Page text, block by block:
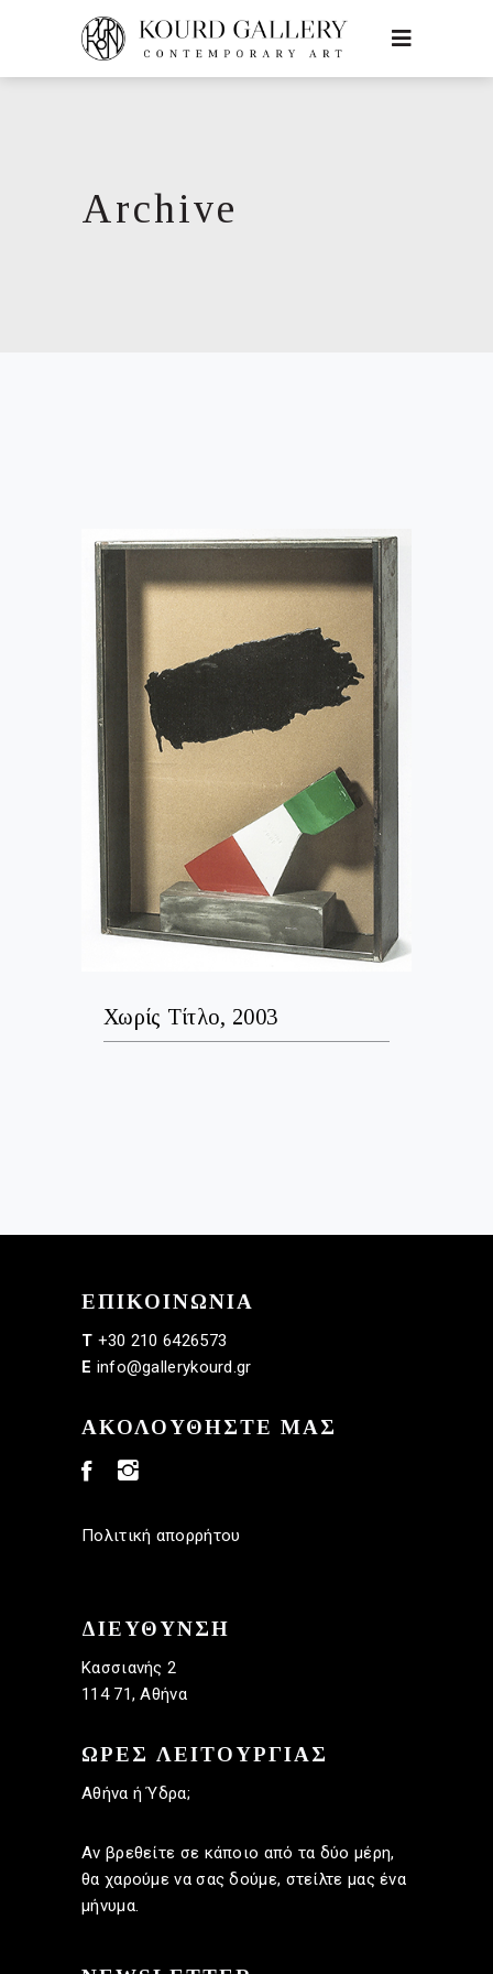
Archive
Χωρίς Τίτλο, 2003
ΕΠΙΚΟΙΝΩΝΙΑ
T +30 210 6426573
E info@gallerykourd.gr
ΑΚΟΛΟΥΘΗΣΤΕ ΜΑΣ
Πολιτική απορρήτου
ΔΙΕΥΘΥΝΣΗ
Κασσιανής 2
114 71, Αθήνα
ΩΡΕΣ ΛΕΙΤΟΥΡΓΙΑΣ
Αθήνα ή Ύδρα;
Αν βρεθείτε σε κάποιο από τα δύο μέρη,
θα χαρούμε να σας δούμε, στείλτε μας ένα
μήνυμα.